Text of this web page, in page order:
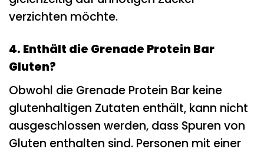
verzichten möchte.
4. Enthält die Grenade Protein Bar
Gluten?
Obwohl die Grenade Protein Bar keine
glutenhaltigen Zutaten enthält, kann nicht
ausgeschlossen werden, dass Spuren von
Gluten enthalten sind. Personen mit einer